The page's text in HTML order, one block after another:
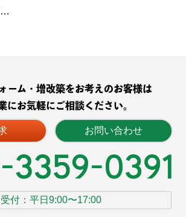
ーム・増改築をお考えのお客様は
にお気軽にご相談ください。
お問い合わせ
受付：平日9:00〜17:00